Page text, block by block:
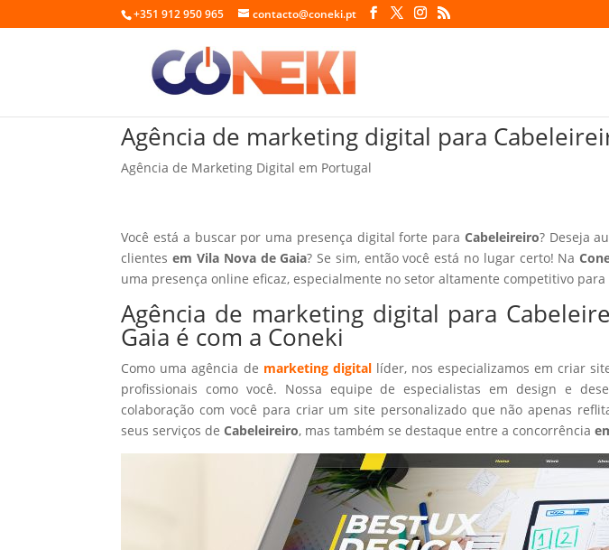
+351 912 950 965 contacto@coneki.pt
Agência de marketing digital para
Agência de Marketing Digital em Portugal
Você está a buscar por uma presença digital forte para Cabeleireiro? Deseja
clientesem Vila Nova de Gaia? Se sim, então você está no lugar certo! Na
uma presença online eficaz, especialmente no setor altamente competitivo para
Agência de marketing digital para
Gaia é com a Coneki
Como uma agência de marketing digitallíder, nos especializamos em criar
profissionais como você. Nossa equipe de especialistas em design e
colaboração com você para criar um site personalizado que não apenas
seus serviços deCabeleireiro, mas também se destaque entre a concorrência